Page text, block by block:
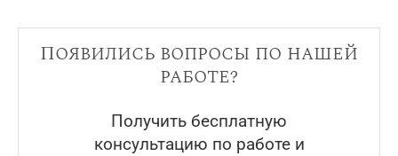
Появились вопросы по нашей
работе?
Получить бесплатную
консультацию по работе и